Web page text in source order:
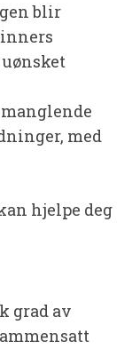
blir
med
hjelpe deg
grad av